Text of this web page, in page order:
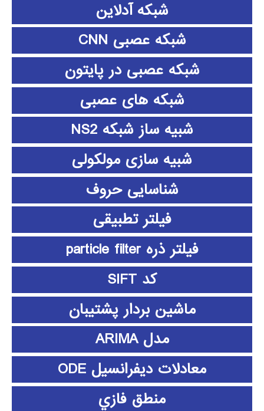
شبکه آدلاین
شبکه عصبی CNN
شبکه عصبی در پایتون
شبکه های عصبی
شبیه ساز شبکه NS2
شبیه سازی مولکولی
شناسایی حروف
فیلتر تطبیقی
فیلتر ذره particle filter
کد SIFT
ماشین بردار پشتیبان
مدل ARIMA
معادلات دیفرانسیل ODE
منطق فازي